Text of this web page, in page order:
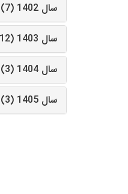
سال 1402 (7)
سال 1403 (12)
سال 1404 (3)
سال 1405 (3)